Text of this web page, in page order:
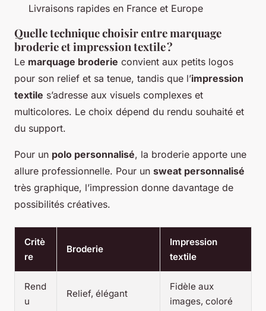
Livraisons rapides en France et Europe
Quelle technique choisir entre marquage
broderie et impression textile ?
Le marquage broderie convient aux petits logos
pour son relief et sa tenue, tandis que l’impression
textile s’adresse aux visuels complexes et
multicolores. Le choix dépend du rendu souhaité et
du support.
Pour un polo personnalisé, la broderie apporte une
allure professionnelle. Pour un sweat personnalisé
très graphique, l’impression donne davantage de
possibilités créatives.
Critè
re
Broderie
Impression
textile
Rend
u
Relief, élégant
Fidèle aux
images, coloré